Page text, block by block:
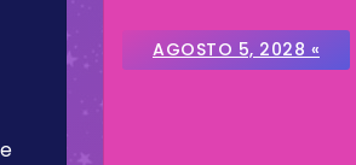
AGOSTO 5, 2028 «